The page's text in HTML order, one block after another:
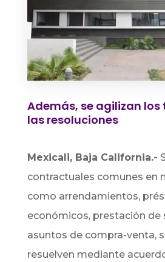
Además, se agilizan los
las resoluciones
Mexicali, Baja California.-
contractuales comunes en
como arrendamientos,
económicos, prestación de
asuntos de compra-venta,
resuelven mediante